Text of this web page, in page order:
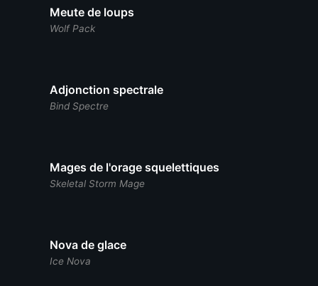
Meute de loups
Wolf Pack
Adjonction spectrale
Bind Spectre
Mages de l'orage squelettiques
Skeletal Storm Mage
Nova de glace
Ice Nova